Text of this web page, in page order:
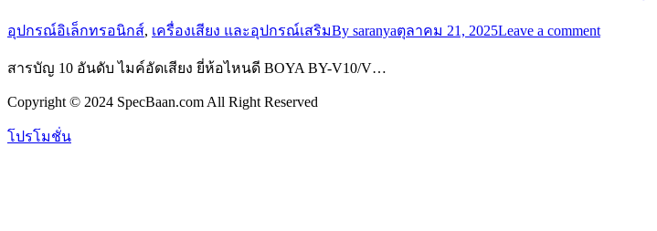
อุปกรณ์อิเล็กทรอนิกส์, เครื่องเสียง และอุปกรณ์เสริมBy saranyaตุลาคม 21, 2025Leave a comment
สารบัญ 10 อันดับ ไมค์อัดเสียง ยี่ห้อไหนดี BOYA BY-V10/V…
Copyright © 2024 SpecBaan.com All Right Reserved
โปรโมชั่น